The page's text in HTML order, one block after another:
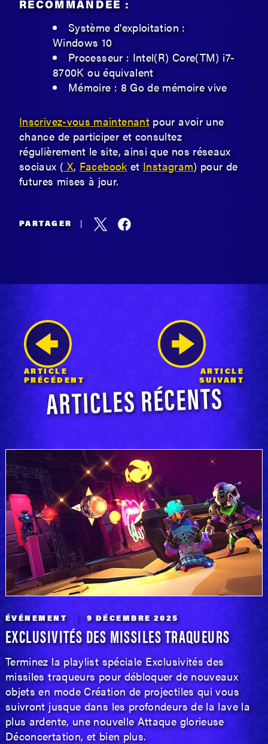
RECOMMANDÉE :
Système d'exploitation :
Windows 10
Processeur : Intel(R) Core(TM) i7-
8700K ou équivalent
Mémoire : 8 Go de mémoire vive
Inscrivez-vous maintenantpour avoir une
chance de participer et consultez
régulièrement le site, ainsi que nos réseaux
sociaux ( X, Facebooket Instagram) pour de
futures mises à jour.
PARTAGER
ARTICLE
PRÉCÉDENT
ARTICLE
SUIVANT
ARTICLES RÉCENTS
ÉVÉNEMENT 9 DÉCEMBRE 2025
EXCLUSIVITÉS DES MISSILES TRAQUEURS
Terminez la playlist spéciale Exclusivités des
missiles traqueurs pour débloquer de nouveaux
objets en mode Création de projectiles qui vous
suivront jusque dans les profondeurs de la lave la
plus ardente, une nouvelle Attaque glorieuse
Déconcertation, et bien plus.